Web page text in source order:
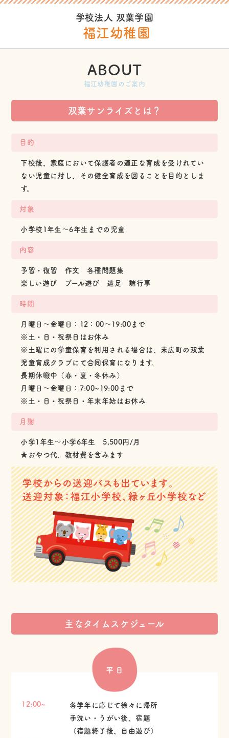
学校法人 双葉学園
福江幼稚園
ABOUT
福江幼稚園のご案内
双葉サンライズとは？
目的
下校後、家庭において保護者の適正な育成を受けれてい
ない児童に対し、その健全育成を図ることを目的としま
す。
対象
小学校1年生〜6年生までの児童
内容
予習・復習 作文 各種問題集
楽しい遊び プール遊び 遠足 諸行事
時間
月曜日〜金曜日：12：00〜19:00まで
※土・日・祝祭日はお休み
※土曜にの学童保育を利用される場合は、末広町の双葉
児童育成クラブにて合同保育になります。
長期休暇中（春・夏・冬休み）
月曜日〜金曜日：7:00~19:00まで
※土・日・祝祭日・年末年始はお休み
月謝
小学1年生〜小学6年生 5,500円/月
★おやつ代、教材費を含みます
主なタイムスケジュール
12:00~
各学年に応じて徐々に帰所
手洗い・うがい後、宿題
（宿題終了後、自由遊び）